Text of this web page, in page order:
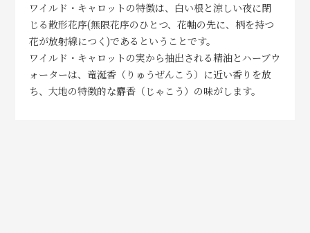
ワイルド・キャロットの特徴は、白い根と涼しい夜に閉
じる散形花序(無限花序のひとつ、花軸の先に、柄を持つ
花が放射線につく)であるということです。
ワイルド・キャロットの実から抽出される精油とハーブウ
ォーターは、竜涎香（りゅうぜんこう）に近い香りを放
ち、大地の特徴的な麝香（じゃこう）の味がします。